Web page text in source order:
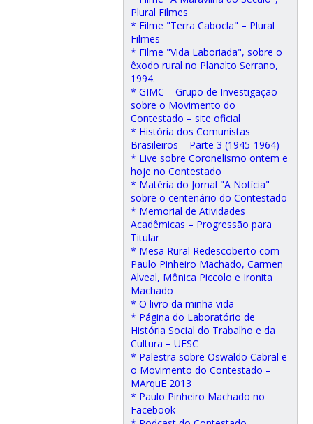
Plural Filmes
* Filme "Terra Cabocla" – Plural
Filmes
* Filme "Vida Laboriada", sobre o
êxodo rural no Planalto Serrano,
1994.
* GIMC – Grupo de Investigação
sobre o Movimento do
Contestado – site oficial
* História dos Comunistas
Brasileiros – Parte 3 (1945-1964)
* Live sobre Coronelismo ontem e
hoje no Contestado
* Matéria do Jornal "A Notícia"
sobre o centenário do Contestado
* Memorial de Atividades
Acadêmicas – Progressão para
Titular
* Mesa Rural Redescoberto com
Paulo Pinheiro Machado, Carmen
Alveal, Mônica Piccolo e Ironita
Machado
* O livro da minha vida
* Página do Laboratório de
História Social do Trabalho e da
Cultura – UFSC
* Palestra sobre Oswaldo Cabral e
o Movimento do Contestado –
MArquE 2013
* Paulo Pinheiro Machado no
Facebook